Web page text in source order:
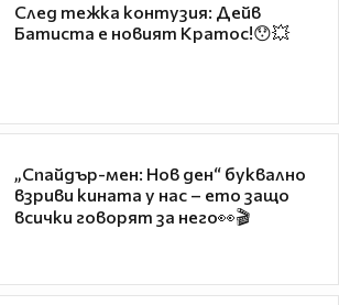
След тежка контузия: Дейв
Батиста е новият Кратос!😯💥
„Спайдър-мен: Нов ден“ буквално
взриви кината у нас – ето защо
всички говорят за него👀🎬